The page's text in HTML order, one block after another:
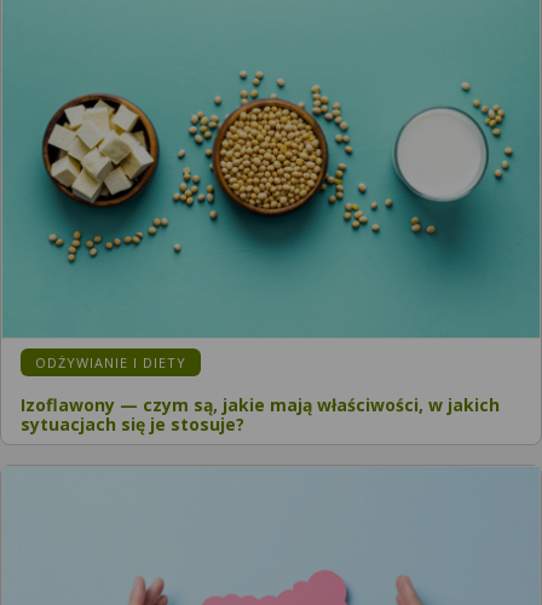
ODŻYWIANIE I DIETY
Izoflawony — czym są, jakie mają właściwości, w jakich
sytuacjach się je stosuje?